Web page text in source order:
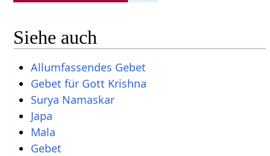
Siehe auch
Allumfassendes Gebet
Gebet für Gott Krishna
Surya Namaskar
Japa
Mala
Gebet